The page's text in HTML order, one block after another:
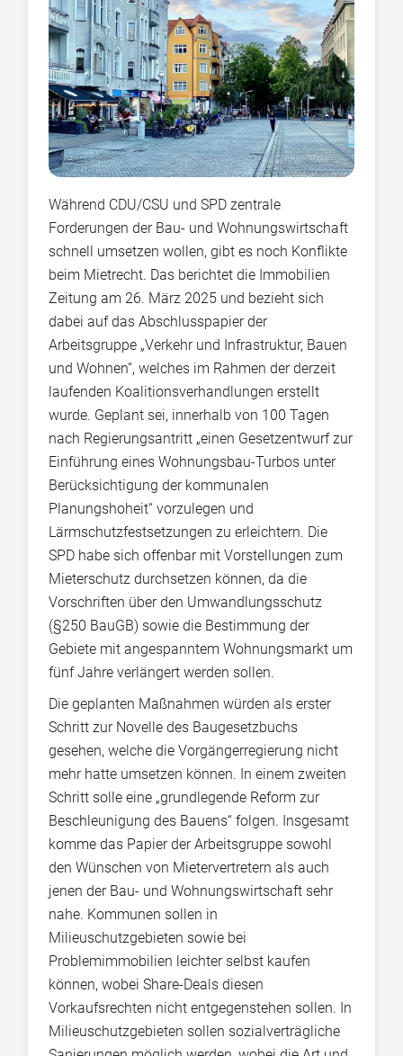
Während CDU/CSU und SPD zentrale
Forderungen der Bau- und Wohnungswirtschaft
schnell umsetzen wollen, gibt es noch Konflikte
beim Mietrecht. Das berichtet die Immobilien
Zeitung am 26. März 2025 und bezieht sich
dabei auf das Abschlusspapier der
Arbeitsgruppe „Verkehr und Infrastruktur, Bauen
und Wohnen“, welches im Rahmen der derzeit
laufenden Koalitionsverhandlungen erstellt
wurde. Geplant sei, innerhalb von 100 Tagen
nach Regierungsantritt „einen Gesetzentwurf zur
Einführung eines Wohnungsbau-Turbos unter
Berücksichtigung der kommunalen
Planungshoheit“ vorzulegen und
Lärmschutzfestsetzungen zu erleichtern. Die
SPD habe sich offenbar mit Vorstellungen zum
Mieterschutz durchsetzen können, da die
Vorschriften über den Umwandlungsschutz
(§250 BauGB) sowie die Bestimmung der
Gebiete mit angespanntem Wohnungsmarkt um
fünf Jahre verlängert werden sollen.
Die geplanten Maßnahmen würden als erster
Schritt zur Novelle des Baugesetzbuchs
gesehen, welche die Vorgängerregierung nicht
mehr hatte umsetzen können. In einem zweiten
Schritt solle eine „grundlegende Reform zur
Beschleunigung des Bauens“ folgen. Insgesamt
komme das Papier der Arbeitsgruppe sowohl
den Wünschen von Mietervertretern als auch
jenen der Bau- und Wohnungswirtschaft sehr
nahe. Kommunen sollen in
Milieuschutzgebieten sowie bei
Problemimmobilien leichter selbst kaufen
können, wobei Share-Deals diesen
Vorkaufsrechten nicht entgegenstehen sollen. In
Milieuschutzgebieten sollen sozialverträgliche